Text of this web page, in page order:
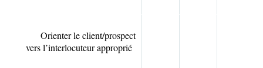
Orienter le client/prospect
vers l’interlocuteur approprié